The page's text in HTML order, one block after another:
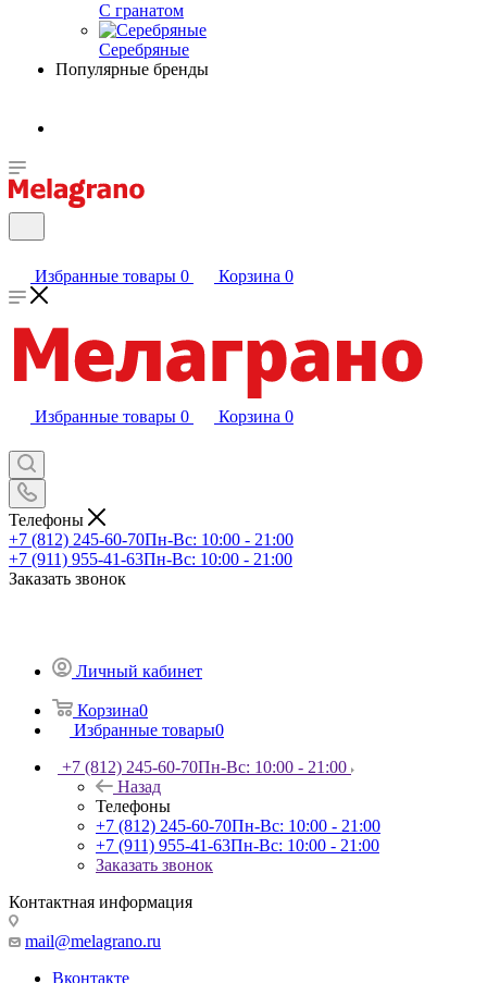
С гранатом
Серебряные
Популярные бренды
Избранные товары 0 Корзина 0
Избранные товары 0 Корзина 0
Телефоны
+7 (812) 245-60-70Пн-Вс: 10:00 - 21:00
+7 (911) 955-41-63Пн-Вс: 10:00 - 21:00
Заказать звонок
Личный кабинет
Корзина0
Избранные товары0
+7 (812) 245-60-70Пн-Вс: 10:00 - 21:00
Назад
Телефоны
+7 (812) 245-60-70Пн-Вс: 10:00 - 21:00
+7 (911) 955-41-63Пн-Вс: 10:00 - 21:00
Заказать звонок
Контактная информация
mail@melagrano.ru
Вконтакте